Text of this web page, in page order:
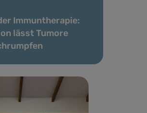
Immuntherapie:
lässt Tumore